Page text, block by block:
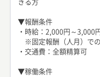
きる方
▼報酬条件
・時給：2,000円～3,000
※固定報酬（人月）で
・交通費：全額精算可
▼稼働条件